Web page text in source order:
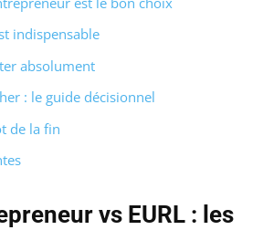
indispensable
absolument
: le guide décisionnel
de la fin
vs EURL : les